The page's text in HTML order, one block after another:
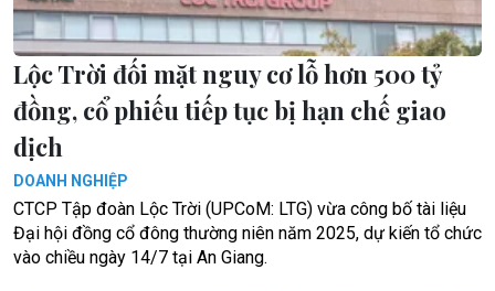
Lộc Trời đối mặt nguy cơ lỗ hơn 500 tỷ
đồng, cổ phiếu tiếp tục bị hạn chế giao
dịch
DOANH NGHIỆP
CTCP Tập đoàn Lộc Trời (UPCoM: LTG) vừa công bố tài liệu
Đại hội đồng cổ đông thường niên năm 2025, dự kiến tổ chức
vào chiều ngày 14/7 tại An Giang.